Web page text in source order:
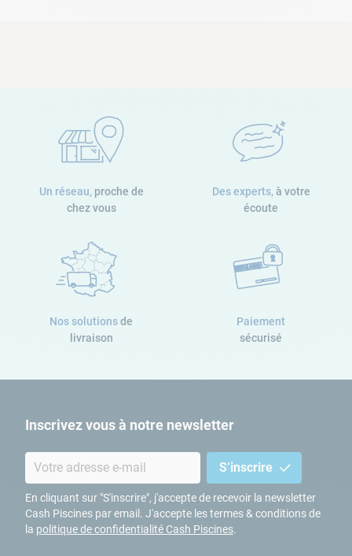
Un réseau, proche de
chez vous
Des experts, à votre
écoute
Nos solutionsde
livraison
Paiement
sécurisé
Inscrivez vous à notre newsletter
S’inscrire
En cliquant sur "S'inscrire", j'accepte de recevoir la newsletter
Cash Piscines par email. J'accepte les termes & conditions de
la politique de confidentialité Cash Piscines.